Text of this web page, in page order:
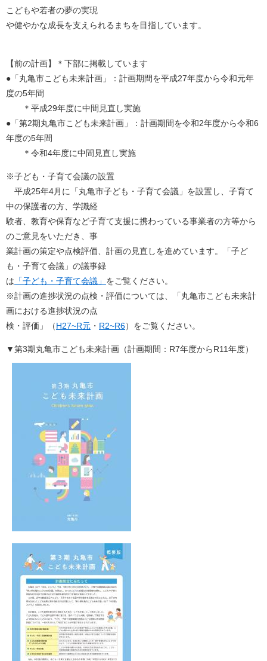
こどもや若者の夢の実現
や健やかな成長を支えられるまちを目指しています。
【前の計画】＊下部に掲載しています
●「丸亀市こども未来計画」：計画期間を平成27年度から令和元年
度の5年間
＊平成29年度に中間見直し実施
​●「第2期丸亀市こども未来計画」：計画期間を令和2年度から令和6
年度の5年間
＊令和4年度に中間見直し実施
※子ども・子育て会議の設置
平成25年4月に「丸亀市子ども・子育て会議」を設置し、子育て
中の保護者の方、学識経
験者、教育や保育など子育て支援に携わっている事業者の方等から
のご意見をいただき、事
業計画の策定や点検評価、計画の見直しを進めています。「子ど
も・子育て会議」の議事録
は 「子ども・子育て会議」 をご覧ください。
※計画の進捗状況の点検・評価については、「丸亀市こども未来計
画における進捗状況の点
検・評価」（H27~R元 ・ R2~R6）​をご覧ください。
▼第3期丸亀市こども未来計画（計画期間：R7年度からR11年度）